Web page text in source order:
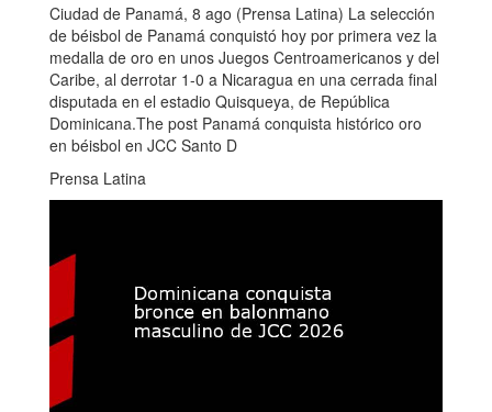
Ciudad de Panamá, 8 ago (Prensa Latina) La selección
de béisbol de Panamá conquistó hoy por primera vez la
medalla de oro en unos Juegos Centroamericanos y del
Caribe, al derrotar 1-0 a Nicaragua en una cerrada final
disputada en el estadio Quisqueya, de República
Dominicana.The post Panamá conquista histórico oro
en béisbol en JCC Santo D
Prensa Latina